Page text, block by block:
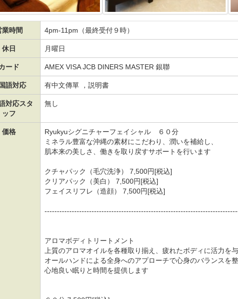
業時間 4pm-11pm（最終受付９時）
休日 月曜日
ード AMEX VISA JCB DINERS MASTER 銀聯
語対応 有中文傳單 ，説明書
対応スタ
ッフ
無し
価格
Ryukyuシグニチャーフェイシャル ６０分
ミネラル豊富な沖縄の素材にこだわり、潤いを補給し、
肌本来の美しさ、働きを取り戻すサポートを行います
クチャパック（毛穴洗浄） 7,500円[税込]
クリアパック（美白） 7,500円[税込]
フェイスリフレ（造顔） 7,500円[税込]
アロマボディトリートメント
上質のアロマオイルを各種取り揃え、疲れたボディに活力を
オールハンドによる全身へのアプローチで心身のバランスを整
心地良い眠りと時間を提供します